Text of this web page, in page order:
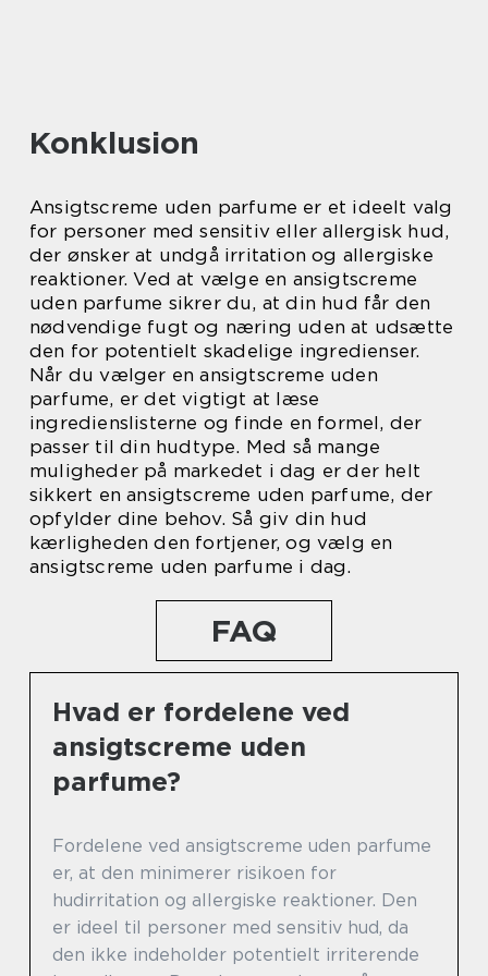
Konklusion
Ansigtscreme uden parfume er et ideelt valg
for personer med sensitiv eller allergisk hud,
der ønsker at undgå irritation og allergiske
reaktioner. Ved at vælge en ansigtscreme
uden parfume sikrer du, at din hud får den
nødvendige fugt og næring uden at udsætte
den for potentielt skadelige ingredienser.
Når du vælger en ansigtscreme uden
parfume, er det vigtigt at læse
ingredienslisterne og finde en formel, der
passer til din hudtype. Med så mange
muligheder på markedet i dag er der helt
sikkert en ansigtscreme uden parfume, der
opfylder dine behov. Så giv din hud
kærligheden den fortjener, og vælg en
ansigtscreme uden parfume i dag.
FAQ
Hvad er fordelene ved
ansigtscreme uden
parfume?
Fordelene ved ansigtscreme uden parfume
er, at den minimerer risikoen for
hudirritation og allergiske reaktioner. Den
er ideel til personer med sensitiv hud, da
den ikke indeholder potentielt irriterende